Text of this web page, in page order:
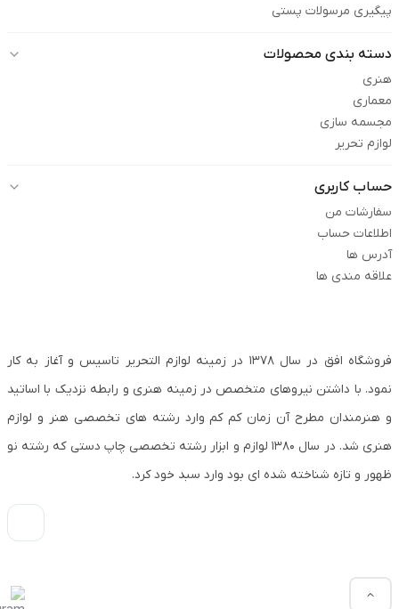
پیگیری مرسولات پستی
دسته بندی محصولات
هنری
معماری
مجسمه سازی
لوازم تحریر
حساب کاربری
سفارشات من
اطلاعات حساب
آدرس ها
علاقه مندی ها
فروشگاه افق در سال ۱۳۷۸ در زمینه لوازم التحریر تاسیس و آغاز به کار
نمود. با داشتن نیروهای متخصص در زمینه هنری و رابطه نزدیک با اساتید
و هنرمندان مطرح آن زمان کم کم وارد رشته های تخصصی هنر و لوازم
هنری شد. در سال ۱۳۸۰ لوازم و ابزار رشته تخصصی چاپ دستی که رشته نو
ظهور و تازه شناخته شده ای بود وارد سبد خود کرد.